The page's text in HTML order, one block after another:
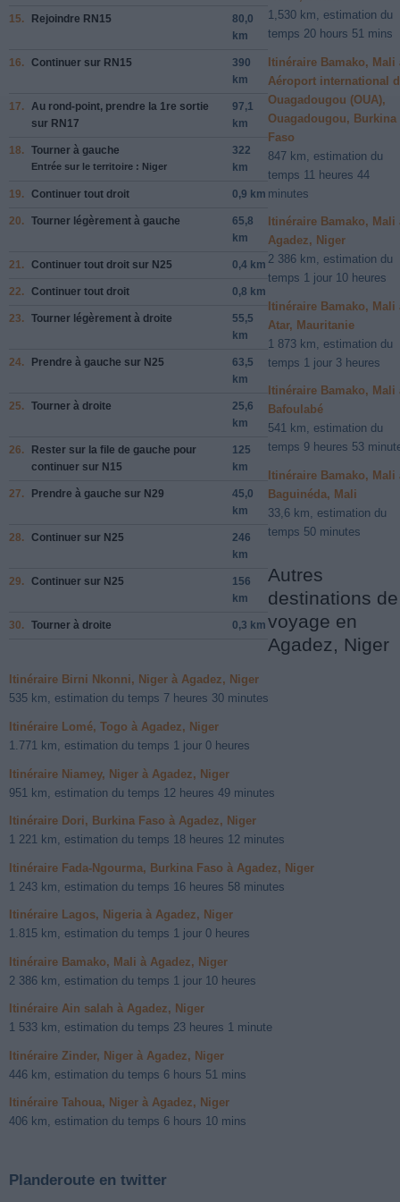
15. Rejoindre RN15
80,0
km
16. Continuer sur RN15
390
km
17. Au rond-point, prendre la 1re sortie
sur RN17
97,1
km
18. Tourner à gauche
Entrée sur le territoire : Niger
322
km
19. Continuer tout droit 0,9 km
20. Tourner légèrement à gauche
65,8
km
21. Continuer tout droit sur N25 0,4 km
22. Continuer tout droit 0,8 km
23. Tourner légèrement à droite
55,5
km
24. Prendre à gauche sur N25
63,5
km
25. Tourner à droite
25,6
km
26. Rester sur la file de gauche pour
continuer sur N15
125
km
27. Prendre à gauche sur N29
45,0
km
28. Continuer sur N25
246
km
29. Continuer sur N25
156
km
30. Tourner à droite 0,3 km
1,530 km, estimation du
temps 20 hours 51 mins
Itinéraire Bamako, Mali
Aéroport international
Ouagadougou (OUA),
Ouagadougou, Burkina
Faso
847 km, estimation du
temps 11 heures 44
minutes
Itinéraire Bamako, Mali
Agadez, Niger
2 386 km, estimation du
temps 1 jour 10 heures
Itinéraire Bamako, Mali
Atar, Mauritanie
1 873 km, estimation du
temps 1 jour 3 heures
Itinéraire Bamako, Mali
Bafoulabé
541 km, estimation du
temps 9 heures 53
Itinéraire Bamako, Mali
Baguinéda, Mali
33,6 km, estimation du
temps 50 minutes
Autres
destinations de
voyage en
Agadez, Niger
Itinéraire Birni Nkonni, Niger à Agadez, Niger
535 km, estimation du temps 7 heures 30 minutes
Itinéraire Lomé, Togo à Agadez, Niger
1.771 km, estimation du temps 1 jour 0 heures
Itinéraire Niamey, Niger à Agadez, Niger
951 km, estimation du temps 12 heures 49 minutes
Itinéraire Dori, Burkina Faso à Agadez, Niger
1 221 km, estimation du temps 18 heures 12 minutes
Itinéraire Fada-Ngourma, Burkina Faso à Agadez, Niger
1 243 km, estimation du temps 16 heures 58 minutes
Itinéraire Lagos, Nigeria à Agadez, Niger
1.815 km, estimation du temps 1 jour 0 heures
Itinéraire Bamako, Mali à Agadez, Niger
2 386 km, estimation du temps 1 jour 10 heures
Itinéraire Ain salah à Agadez, Niger
1 533 km, estimation du temps 23 heures 1 minute
Itinéraire Zinder, Niger à Agadez, Niger
446 km, estimation du temps 6 hours 51 mins
Itinéraire Tahoua, Niger à Agadez, Niger
406 km, estimation du temps 6 hours 10 mins
Planderoute en twitter